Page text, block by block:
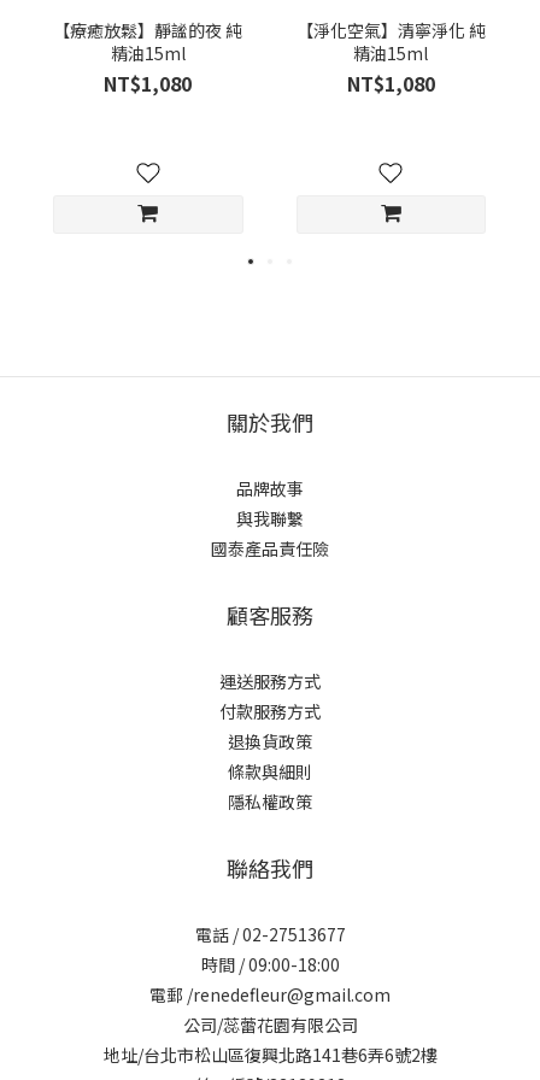
【療癒放鬆】靜謐的夜 純
精油15ml
NT$1,080
【淨化空氣】清寧淨化 純
精油15ml
NT$1,080
關於我們
品牌故事
與我聯繫
國泰產品責任險
顧客服務
運送服務方式
付款服務方式
退換貨政策
條款與細則
隱私權政策
聯絡我們
電話 / 02-27513677
時間 / 09:00-18:00
電郵 /renedefleur@gmail.com
公司/蕊蕾花園有限公司
地址/台北市松山區復興北路141巷6弄6號2樓